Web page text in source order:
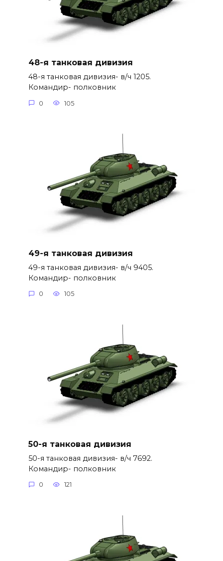
48-я танковая дивизия
48-я танковая дивизия- в/ч 1205.
Командир- полковник
0 105
49-я танковая дивизия
49-я танковая дивизия- в/ч 9405.
Командир- полковник
0 105
50-я танковая дивизия
50-я танковая дивизия- в/ч 7692.
Командир- полковник
0 121